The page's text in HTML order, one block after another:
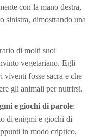
con la mano destra,
sinistra, dimostrando una
di molti suoi
vegetariano. Egli
viventi fosse sacra e che
gli animali per nutrirsi.
e giochi di parole:
di enigmi e giochi di
in modo criptico,